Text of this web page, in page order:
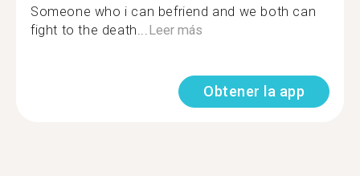
Someone who i can befriend and we both can
fight to the death...Leer más
Obtener la app